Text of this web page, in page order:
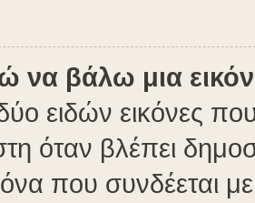
να βάλω μια
ειδών εικόνες
όταν βλέπει
που